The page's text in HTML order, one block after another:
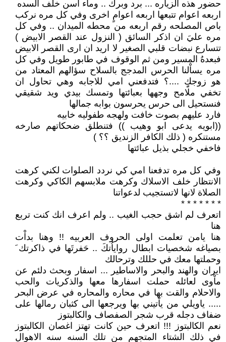
حضور هذه الزياره ... برد وبرك .. وماء اسن خلف السده
اربعه اعوام تتبعها اربعه اعوامٍ اخرى وفي كل مره نركب
باص المصلحه رقم اربعه من محطه الميدان .. وفي كل
مره عليَ ان اذكر السائق ( النزول عند القصر الابيض )
تتسارع نبضات قلبي الصغير لا اريد ان ارى القصر الابيض
فبعدهُ المسير ومن ثم الوقوف في طابور طويل وفي كل
مره يساْلنا الحرس المدجج بالسلاح سؤالهم المعتاد من
هو زوجكٍِ ....؟ فتدفعني امي للاجابه وهي تحاول ان
تخفي ملامح وجهها بعبائتها وتمسك بيدي ويد شقيقي
فنستحيل الى حرس يحرسون بوابه جمالها
فارد عليهم بصوت خافت ولهجه طفوليه خابيه
((ابويه يدعى ابو وهيب )) فتنطلق ضحكاتهم صارخه
مستنكره ( ذلك الكافر الزنديق ؟؟ )
فاخفي خجلي بذيل عبائتها
وفي كل مره تدفعنا امي كي نردد الصلوات لكني كرهت
الانتظار خلف الاسلاك وكرهت ملابسهم الكاكي وكرهت
الصلاة لانها لاتستجيب لدعواتنا
* * * * * * *
اتعرف لم اشق حجب الغيب .. ولم اعرف انك كنت تربع
هنا
هنا يامن تعلمت اولى الحروف العربيه !! وهنا بداْت
بصياغه شخصيات ابطال رواياُتكَ .. حَفرتَها في ذاكرتك َ
وحملتها معك في حللك وترحالك
ايران والهند والبحر والاساطير ... اسفار وبحث دلئم عن
ماْوى لعائله حملت اسفارها معها والذكريات والحب
والاحلام والقت بها في محاره والمحاره في عرض البحر
..... ياويلي من ياْتيني بها ويرجعها الى كثبان رمالها على
ضفاف دجله قرب شجر الصفصاف والكالبتوز
نعم الكالبتوز !!! اتعرف حين كانت تهتز اغصان الكالبتوز
في ذلك الشتاء المتجهم من تلك السنه سنه الاهوال